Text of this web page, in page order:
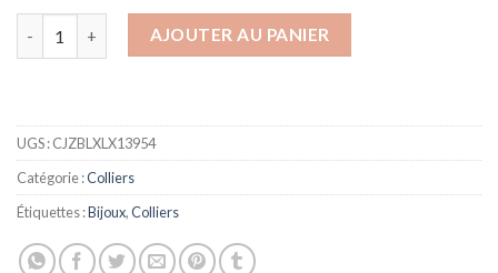
quantité de Collier Ange Lucisa
AJOUTER AU PANIER
UGS :CJZBLXLX13954
Catégorie :Colliers
Étiquettes :Bijoux,Colliers